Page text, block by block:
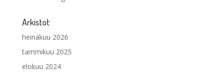
Arkistot
heinäkuu 2026
tammikuu 2025
elokuu 2024